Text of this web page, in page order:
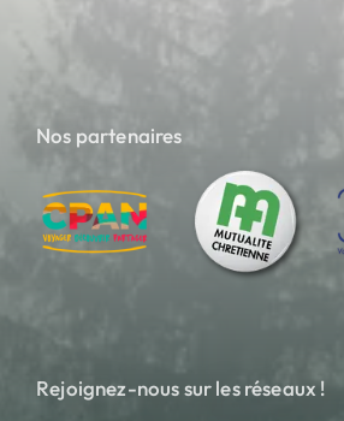
Nos partenaires
Rejoignez-nous sur les réseaux !